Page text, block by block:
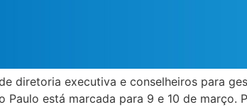
diretoria executiva e conselheiros para
Paulo está marcada para 9 e 10 de